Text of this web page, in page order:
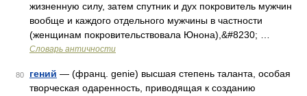
жизненную силу, затем спутник и дух покровитель мужчин
вообще и каждого отдельного мужчины в частности
(женщинам покровительствовала Юнона),&#8230; …
Словарь античности
80 гений — (франц. genie) высшая степень таланта, особая
творческая одаренность, приводящая к созданию